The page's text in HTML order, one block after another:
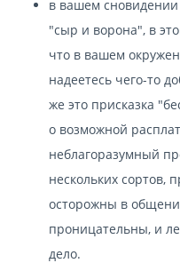
в вашем
"сыр и ворона", в
что в вашем
надеетесь чего-то
же это присказка
о возможной
неблагоразумный
нескольких сортов,
осторожны в
проницательны, и
дело.